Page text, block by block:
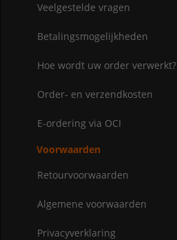
Veelgestelde vragen
Betalingsmogelijkheden
Hoe wordt uw order verwerkt?
Order- en verzendkosten
E-ordering via OCI
Voorwaarden
Retourvoorwaarden
Algemene voorwaarden
Privacyverklaring